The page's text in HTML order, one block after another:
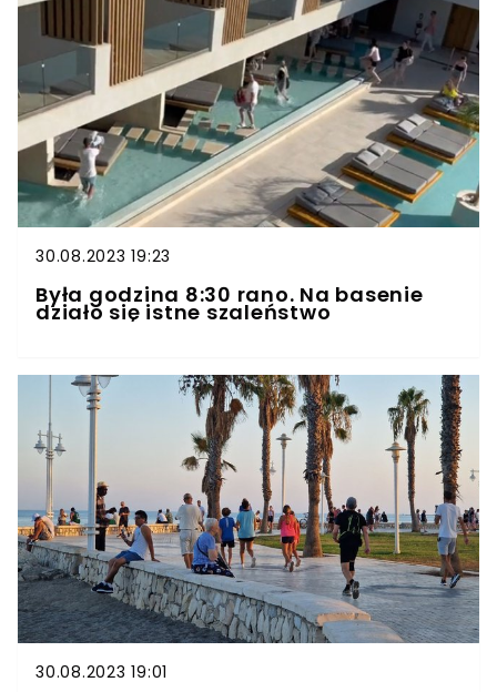
30.08.2023 19:23
Była godzina 8:30 rano. Na basenie
działo się istne szaleństwo
30.08.2023 19:01